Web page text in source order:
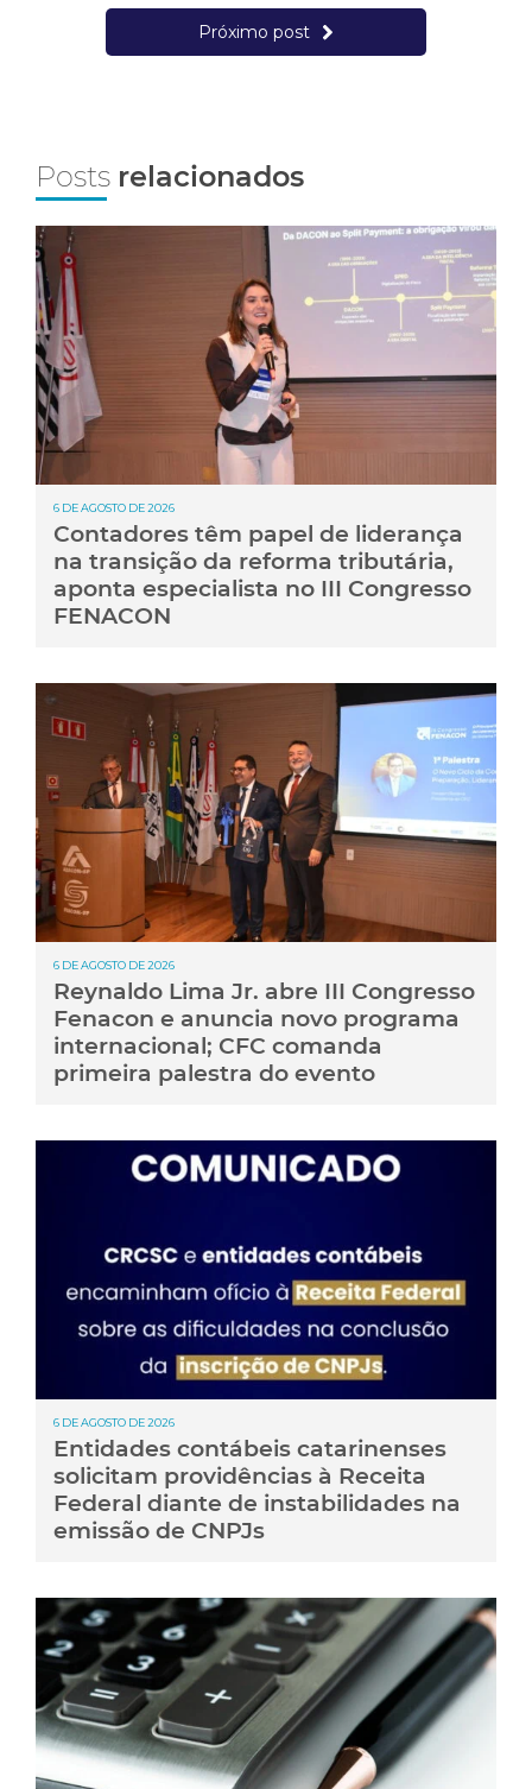
Próximo post
Posts relacionados
6 DE AGOSTO DE 2026
Contadores têm papel de liderança
na transição da reforma tributária,
aponta especialista no III Congresso
FENACON
6 DE AGOSTO DE 2026
Reynaldo Lima Jr. abre III Congresso
Fenacon e anuncia novo programa
internacional; CFC comanda
primeira palestra do evento
6 DE AGOSTO DE 2026
Entidades contábeis catarinenses
solicitam providências à Receita
Federal diante de instabilidades na
emissão de CNPJs